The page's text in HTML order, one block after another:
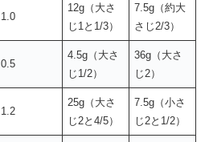
1.0
12g（大さ
じ1と1/3）
7.5g（約大
さじ2/3）
0.5
4.5g（大さ
じ1/2）
36g（大さ
じ2）
1.2
25g（大さ
じ2と4/5）
7.5g（小さ
じ2と1/2）